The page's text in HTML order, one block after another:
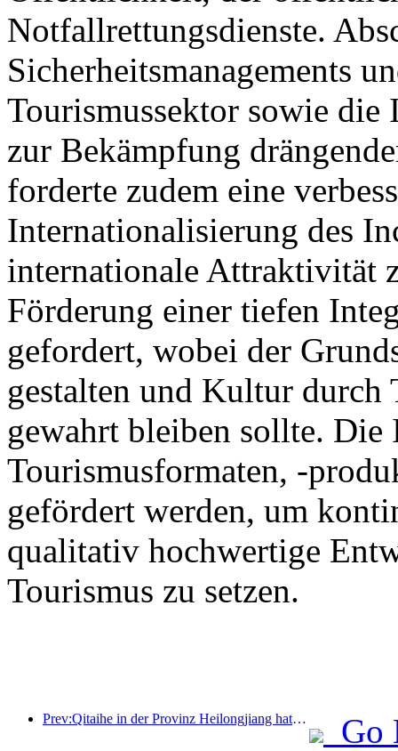
Notfallrettungsdienste.
Sicherheitsmanagements
Tourismussektor sowie
zur Bekämpfung
forderte zudem eine
Internationalisierung des
internationale Attraktivität
Förderung einer tiefen
gefordert, wobei der
gestalten und Kultur durch
gewahrt bleiben sollte.
Tourismusformaten, -
gefördert werden, um
qualitativ hochwertige
Tourismus zu setzen.
Prev:Qitaihe in der Provinz Heilongjiang hat die landesweit erste Verordnung zur Eis- und Schneeindustrie erlassen, die die Integration von KI in den Eis- und Schneesport fördert.
Go